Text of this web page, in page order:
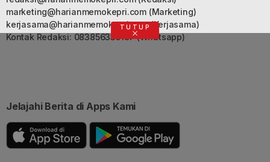
marketing@harianmemokepri.com(Marketing)
kerjasama@harianmemokepri.com(Kerjasama)
Kontak Redaksi: 083856335187 (Whatsapp)
Jelajahi Berita di Apps Kami
TUTUP